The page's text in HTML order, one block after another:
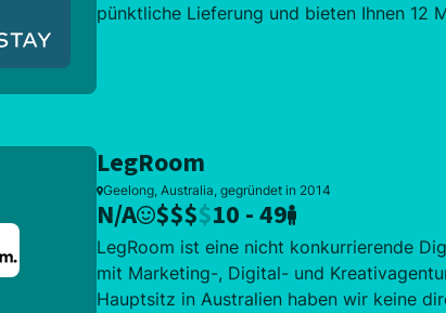
pünktliche Lieferung und bieten Ihnen 12
LegRoom
Geelong, Australia, gegründet in 2014
N/A $$$$10 - 49
LegRoom ist eine nicht konkurrierende
mit Marketing-, Digital- und
Hauptsitz in Australien haben wir keine